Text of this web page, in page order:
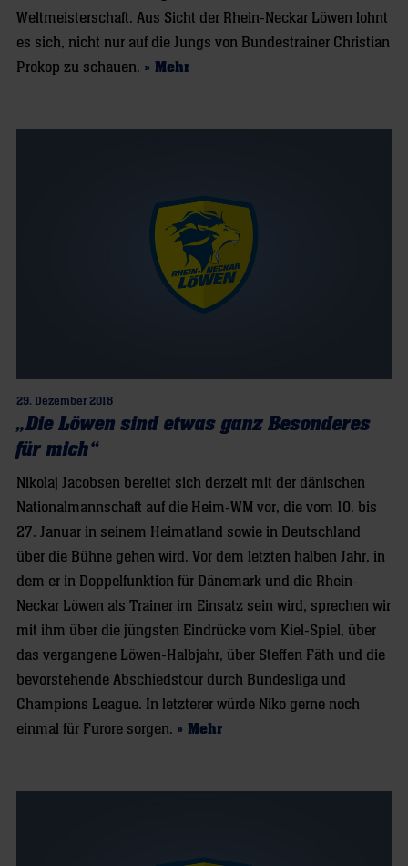
Weltmeisterschaft. Aus Sicht der Rhein-Neckar Löwen lohnt
es sich, nicht nur auf die Jungs von Bundestrainer Christian
Prokop zu schauen. » Mehr
29. Dezember 2018
„Die Löwen sind etwas ganz Besonderes
für mich“
Nikolaj Jacobsen bereitet sich derzeit mit der dänischen
Nationalmannschaft auf die Heim-WM vor, die vom 10. bis
27. Januar in seinem Heimatland sowie in Deutschland
über die Bühne gehen wird. Vor dem letzten halben Jahr, in
dem er in Doppelfunktion für Dänemark und die Rhein-
Neckar Löwen als Trainer im Einsatz sein wird, sprechen wir
mit ihm über die jüngsten Eindrücke vom Kiel-Spiel, über
das vergangene Löwen-Halbjahr, über Steffen Fäth und die
bevorstehende Abschiedstour durch Bundesliga und
Champions League. In letzterer würde Niko gerne noch
einmal für Furore sorgen. » Mehr